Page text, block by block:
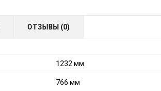
ОТЗЫВЫ (0)
1232 мм
766 мм